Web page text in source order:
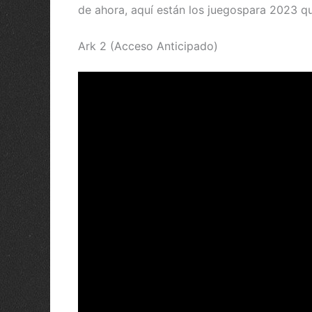
de ahora, aquí están los juegospara 2023
Ark 2 (Acceso Anticipado)